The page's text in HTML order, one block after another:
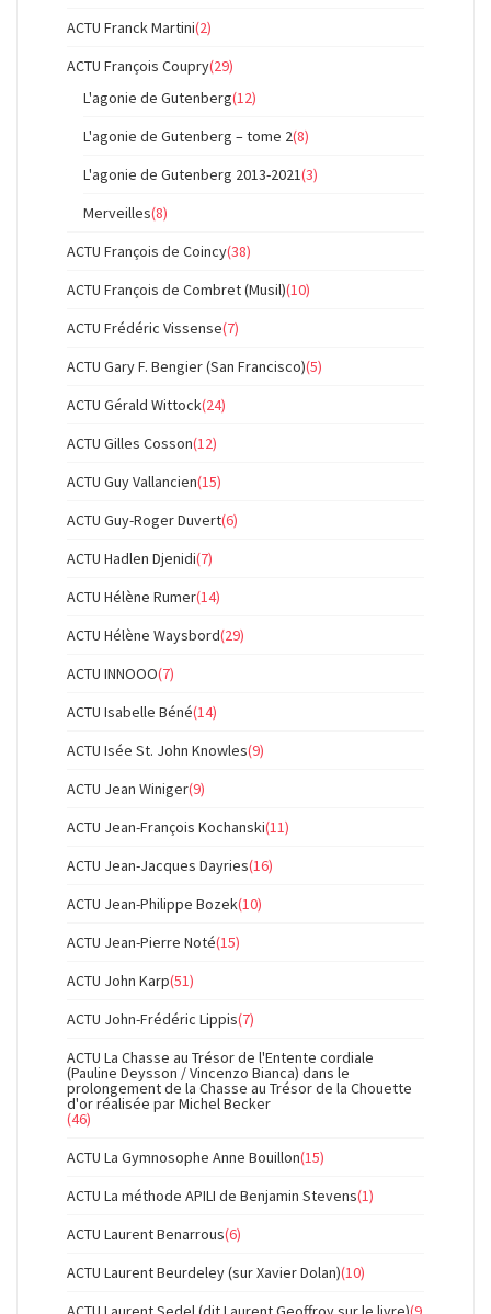
ACTU Franck Martini(2)
ACTU François Coupry(29)
L'agonie de Gutenberg(12)
L'agonie de Gutenberg – tome 2(8)
L'agonie de Gutenberg 2013-2021(3)
Merveilles(8)
ACTU François de Coincy(38)
ACTU François de Combret (Musil)(10)
ACTU Frédéric Vissense(7)
ACTU Gary F. Bengier (San Francisco)(5)
ACTU Gérald Wittock(24)
ACTU Gilles Cosson(12)
ACTU Guy Vallancien(15)
ACTU Guy-Roger Duvert(6)
ACTU Hadlen Djenidi(7)
ACTU Hélène Rumer(14)
ACTU Hélène Waysbord(29)
ACTU INNOOO(7)
ACTU Isabelle Béné(14)
ACTU Isée St. John Knowles(9)
ACTU Jean Winiger(9)
ACTU Jean-François Kochanski(11)
ACTU Jean-Jacques Dayries(16)
ACTU Jean-Philippe Bozek(10)
ACTU Jean-Pierre Noté(15)
ACTU John Karp(51)
ACTU John-Frédéric Lippis(7)
ACTU La Chasse au Trésor de l'Entente cordiale
(Pauline Deysson / Vincenzo Bianca) dans le
prolongement de la Chasse au Trésor de la Chouette
d'or réalisée par Michel Becker
(46)
ACTU La Gymnosophe Anne Bouillon(15)
ACTU La méthode APILI de Benjamin Stevens(1)
ACTU Laurent Benarrous(6)
ACTU Laurent Beurdeley (sur Xavier Dolan)(10)